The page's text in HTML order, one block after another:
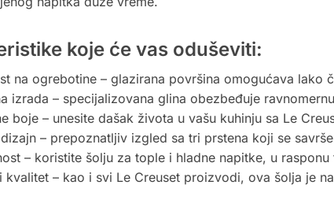
koje će vas oduševiti:
na ogrebotine – glazirana površina omogućava lako
izrada – specijalizovana glina obezbeđuje
boje – unesite dašak života u vašu kuhinju sa Le
– prepoznatljiv izgled sa tri prstena koji se
– koristite šolju za tople i hladne napitke, u
kvalitet – kao i svi Le Creuset proizvodi, ova šolja je